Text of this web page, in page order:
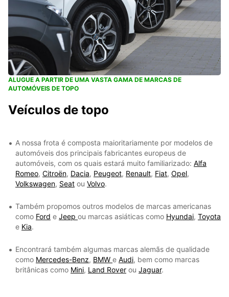
ALUGUE A PARTIR DE UMA VASTA GAMA DE MARCAS DE
AUTOMÓVEIS DE TOPO
Veículos de topo
A nossa frota é composta maioritariamente por modelos de
automóveis dos principais fabricantes europeus de
automóveis, com os quais estará muito familiarizado: Alfa
Romeo, Citroën, Dacia, Peugeot, Renault, Fiat, Opel,
Volkswagen, Seat ou Volvo.
Também propomos outros modelos de marcas americanas
como Ford e Jeep ou marcas asiáticas como Hyundai, Toyota
e Kia.
Encontrará também algumas marcas alemãs de qualidade
como Mercedes-Benz, BMW e Audi, bem como marcas
britânicas como Mini, Land Rover ou Jaguar.